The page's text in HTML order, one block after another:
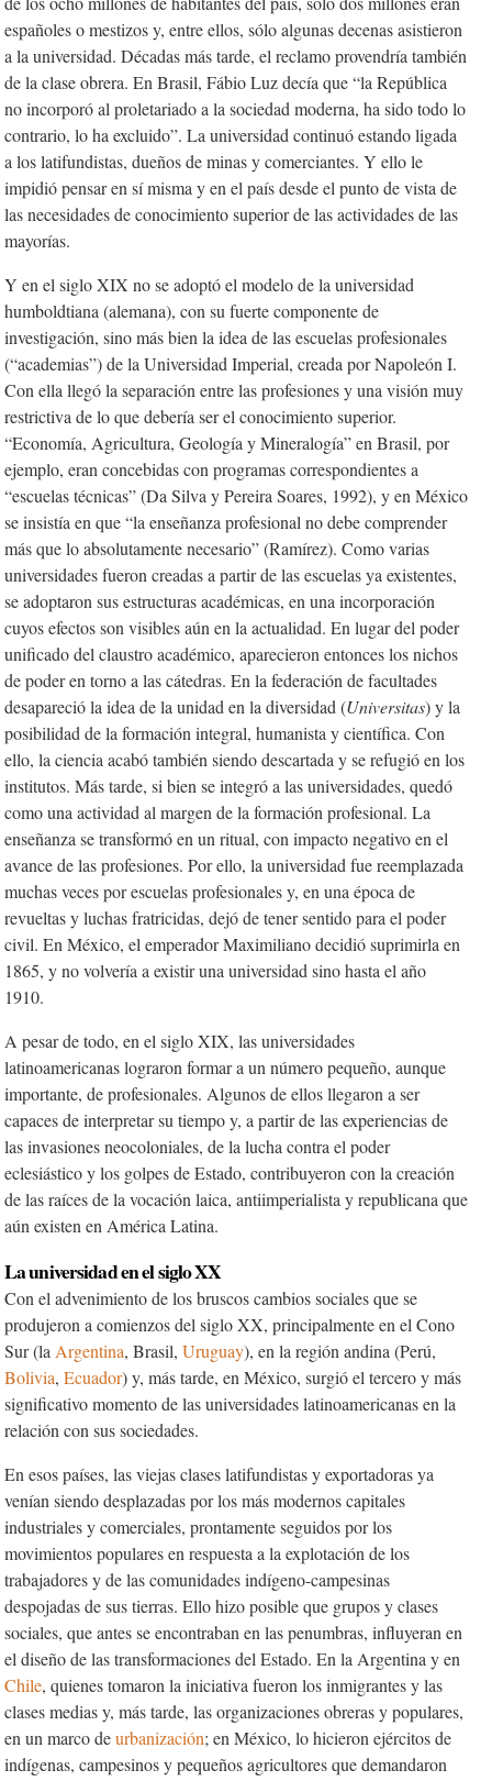
españoles o mestizos y, entre ellos, sólo algunas decenas asistieron
a la universidad. Décadas más tarde, el reclamo provendría también
de la clase obrera. En Brasil, Fábio Luz decía que “la República
no incorporó al proletariado a la sociedad moderna, ha sido todo lo
contrario, lo ha excluido”. La universidad continuó estando ligada
a los latifundistas, dueños de minas y comerciantes. Y ello le
impidió pensar en sí misma y en el país desde el punto de vista de
las necesidades de conocimiento superior de las actividades de las
mayorías.
Y en el siglo XIX no se adoptó el modelo de la universidad
humboldtiana (alemana), con su fuerte componente de
investigación, sino más bien la idea de las escuelas profesionales
(“academias”) de la Universidad Imperial, creada por Napoleón I.
Con ella llegó la separación entre las profesiones y una visión muy
restrictiva de lo que debería ser el conocimiento superior.
“Economía, Agricultura, Geología y Mineralogía” en Brasil, por
ejemplo, eran concebidas con programas correspondientes a
“escuelas técnicas” (Da Silva y Pereira Soares, 1992), y en México
se insistía en que “la enseñanza profesional no debe comprender
más que lo absolutamente necesario” (Ramírez). Como varias
universidades fueron creadas a partir de las escuelas ya existentes,
se adoptaron sus estructuras académicas, en una incorporación
cuyos efectos son visibles aún en la actualidad. En lugar del poder
unificado del claustro académico, aparecieron entonces los nichos
de poder en torno a las cátedras. En la federación de facultades
desapareció la idea de la unidad en la diversidad (Universitas) y la
posibilidad de la formación integral, humanista y científica. Con
ello, la ciencia acabó también siendo descartada y se refugió en los
institutos. Más tarde, si bien se integró a las universidades, quedó
como una actividad al margen de la formación profesional. La
enseñanza se transformó en un ritual, con impacto negativo en el
avance de las profesiones. Por ello, la universidad fue reemplazada
muchas veces por escuelas profesionales y, en una época de
revueltas y luchas fratricidas, dejó de tener sentido para el poder
civil. En México, el emperador Maximiliano decidió suprimirla en
1865, y no volvería a existir una universidad sino hasta el año
1910.
A pesar de todo, en el siglo XIX, las universidades
latinoamericanas lograron formar a un número pequeño, aunque
importante, de profesionales. Algunos de ellos llegaron a ser
capaces de interpretar su tiempo y, a partir de las experiencias de
las invasiones neocoloniales, de la lucha contra el poder
eclesiástico y los golpes de Estado, contribuyeron con la creación
de las raíces de la vocación laica, antiimperialista y republicana que
aún existen en América Latina.
La universidad en el siglo XX
Con el advenimiento de los bruscos cambios sociales que se
produjeron a comienzos del siglo XX, principalmente en el Cono
Sur (la Argentina, Brasil, Uruguay), en la región andina (Perú,
Bolivia, Ecuador) y, más tarde, en México, surgió el tercero y más
significativo momento de las universidades latinoamericanas en la
relación con sus sociedades.
En esos países, las viejas clases latifundistas y exportadoras ya
venían siendo desplazadas por los más modernos capitales
industriales y comerciales, prontamente seguidos por los
movimientos populares en respuesta a la explotación de los
trabajadores y de las comunidades indígeno-campesinas
despojadas de sus tierras. Ello hizo posible que grupos y clases
sociales, que antes se encontraban en las penumbras, influyeran en
el diseño de las transformaciones del Estado. En la Argentina y en
Chile, quienes tomaron la iniciativa fueron los inmigrantes y las
clases medias y, más tarde, las organizaciones obreras y populares,
en un marco deurbanización; en México, lo hicieron ejércitos de
indígenas, campesinos y pequeños agricultores que demandaron